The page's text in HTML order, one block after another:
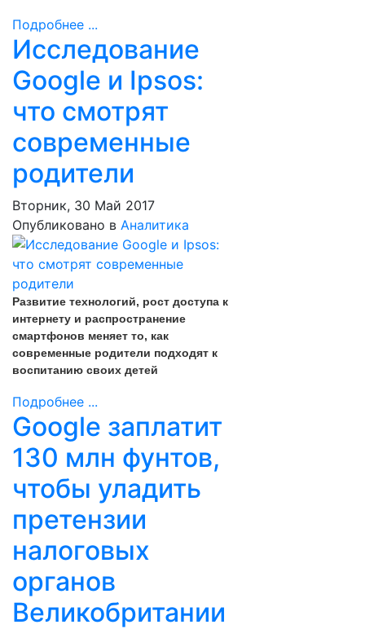
Подробнее ...
Исследование
Google и Ipsos:
что смотрят
современные
родители
Вторник, 30 Май 2017
Опубликовано в Аналитика
Развитие технологий, рост доступа к
интернету и распространение
смартфонов меняет то, как
современные родители подходят к
воспитанию своих детей
Подробнее ...
Google заплатит
130 млн фунтов,
чтобы уладить
претензии
налоговых
органов
Великобритании